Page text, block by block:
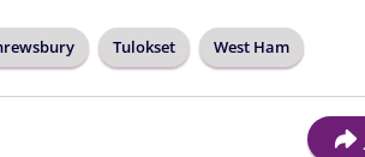
Tulokset West Ham